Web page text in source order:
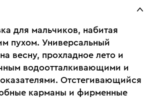
для мальчиков, набитая
пухом. Универсальный
весну, прохладное лето и
водоотталкивающими и
Отстегивающийся
карманы и фирменные